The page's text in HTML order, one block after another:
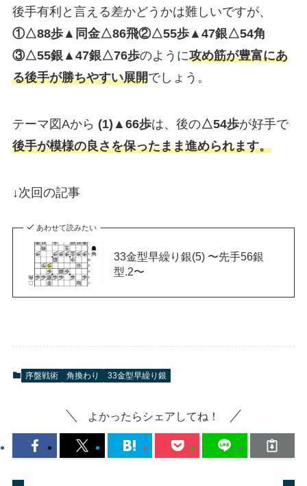
後手有利と言える差かどうかは難しいですが、
①△88歩▲同金△86飛②△55歩▲47銀△54角
③△55銀▲47銀△76歩のように攻め筋が豊富にあ
る後手が勝ちやすい展開でしょう。
テーマ図Aから (1)▲66歩は、後の△54歩が好手で
後手が模様の良さを保ったまま進められます。
↓次回の記事
あわせて読みたい
33金型早繰り銀(5) 〜先手56銀
型.2〜
序盤戦術 角換わり 33金型早繰り銀
よかったらシェアしてね！